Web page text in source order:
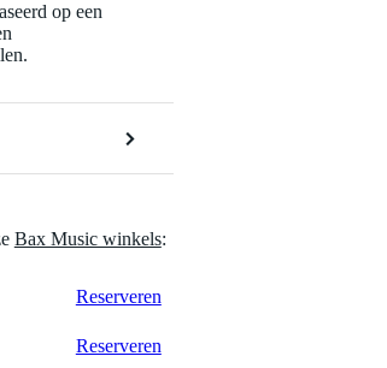
op een
Bax Music winkels:
Reserveren
Reserveren